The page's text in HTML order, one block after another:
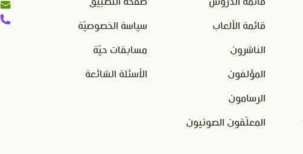
قائمة الدروس
قائمة الألعاب
الناشرون
المؤلفون
الرسامون
المعلّقون الصوتيون
صفحة التطبيق
سياسة الخصوصيّة
مسابقات حيّة
الأسئلة الشائعة